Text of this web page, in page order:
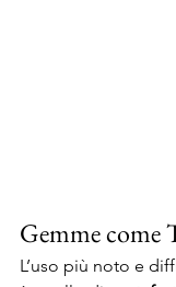
Gemme come
L’uso più noto e